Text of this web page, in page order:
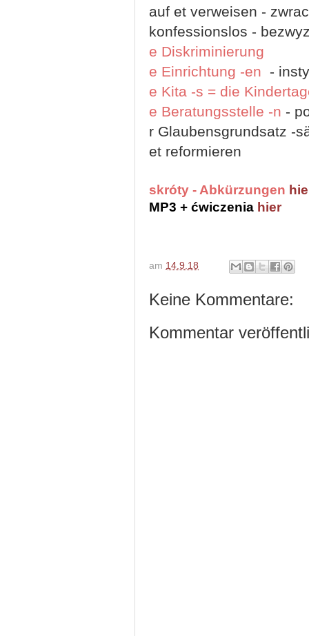
auf et verweisen -
konfessionslos -
e Diskriminierung
e Einrichtung -en
-
e Kita -s = die
e Beratungsstelle -n -
r Glaubensgrundsatz -
et reformieren
skróty - Abkürzungen
MP3 + ćwiczenia hier
am 14.9.18
Keine Kommentare:
Kommentar